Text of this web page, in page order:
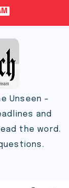
Unseen –
and
the word.